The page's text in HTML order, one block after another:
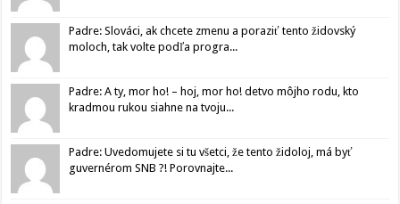
Padre: Slováci, ak chcete zmenu a poraziť tento židovský
moloch, tak volte podľa progra...
Padre: A ty, mor ho! – hoj, mor ho! detvo môjho rodu, kto
kradmou rukou siahne na tvoju...
Padre: Uvedomujete si tu všetci, že tento židoloj, má byť
guvernérom SNB ?! Porovnajte...